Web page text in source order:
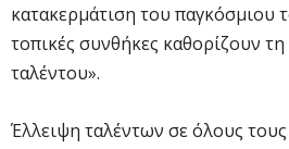
κατακερμάτιση του παγκόσμιου
τοπικές συνθήκες καθορίζουν
ταλέντου».
Έλλειψη ταλέντων σε όλους